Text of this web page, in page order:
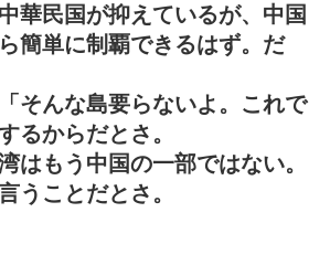
華民国が抑えているが、中国
簡単に制覇できるはず。だ
そんな島要らないよ。これで
るからだとさ。
はもう中国の一部ではない。
うことだとさ。